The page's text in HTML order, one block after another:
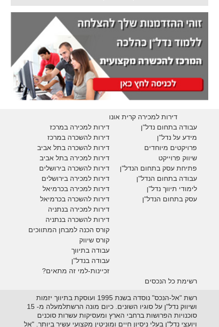
דירות למכירה קרית אונו
דירות למכירה במרכז
דירות להשכרה במרכז
דירות להשכרה בתל אביב
דירות למכירה בתל אביב
דירות להשכרה בירושלים
דירות למכירה בירושלים
דירות למכירה בכרמיאל
דירות להשכרה בכרמיאל
דירות למכירה בנתניה
דירות להשכרה בנתניה
קורס הכנה למבחן המתווכים
קורס שיווק
עבודה בתיווך
עבודה בנדל"ן
זכיינות-למי זה מתאים?
עבודה בתחום נדל"ן
מידע על נדל"ן
פרויקטים מיוחדים
שיווק פרוייקט
פתיחת עסק בתחום הנדל"ן
עבודה בתחום הנדל"ן
לימודי תיווך נדל"ן
עסק בתחום הנדל"ן
רשימת כל הנכסים
רשת "אל-הנכס" נוסדה בשנת 1995 ועוסקת בתיווך יזמות
ושיווק נדל"ן על סוגיו השונים. כיום מונה הרשתלמעלה מ- 15
סוכנויות הפרושות ברחבי הארץ ומעסיקות עשרות סוכנים
ויועצי נדל"ן בעלי ניסיון חיים ומוניטין מקצועי עשיר ביותר. "אל